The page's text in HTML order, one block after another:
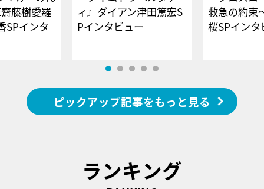
藤樹愛羅
SPインタ
ィ』ダイアン津田篤宏S
Pインタビュー
救急の約束
桜SPイ
ピックアップ記事をもっと見る
ランキング